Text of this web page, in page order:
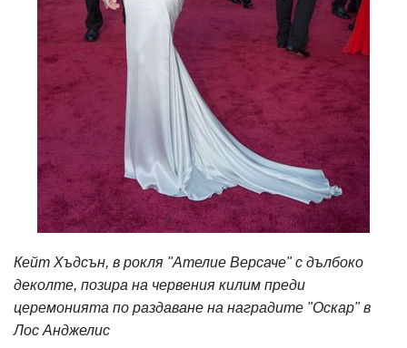
Кейт Хъдсън, в рокля "Ателие Версаче" с дълбоко
деколте, позира на червения килим преди
церемонията по раздаване на наградите "Оскар" в
Лос Анджелис